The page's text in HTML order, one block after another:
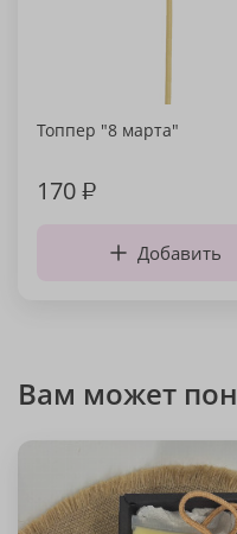
Топпер "8 марта"
170₽
Добавить
Вам может